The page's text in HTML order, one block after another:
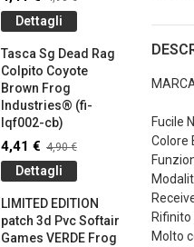
Fucile
Colore
Molto
Dettagli
Tasca Sg Dead Rag
Colpito Coyote
Brown Frog
Industries® (fi-
lqf002-cb)
4,41 € 4,90 €
Dettagli
LIMITED EDITION
patch 3d Pvc Softair
Games VERDE Frog